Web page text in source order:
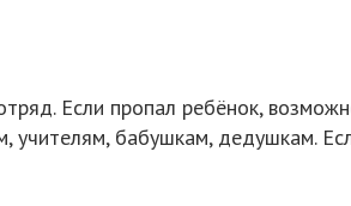
Если пропал ребёнок,
учителям, бабушкам, дедушкам.